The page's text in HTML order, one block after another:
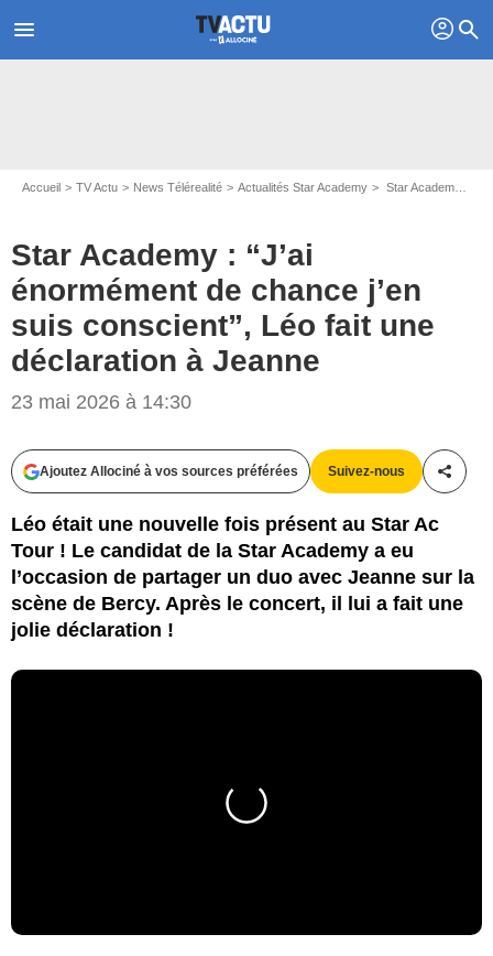
menu profil search
Accueil TV Actu News Télérealité Actualités Star Academy Star Academy : “J’ai énormément de chance j’en suis conscient”, Léo fait une déclaration à Jeanne
Star Academy : “J’ai
énormément de chance j’en
suis conscient”, Léo fait une
déclaration à Jeanne
23 mai 2026 à 14:30
Ajoutez Allociné à vos sources préférées Suivez-nous
Léo était une nouvelle fois présent au Star Ac
Tour ! Le candidat de la Star Academy a eu
l’occasion de partager un duo avec Jeanne sur la
scène de Bercy. Après le concert, il lui a fait une
jolie déclaration !